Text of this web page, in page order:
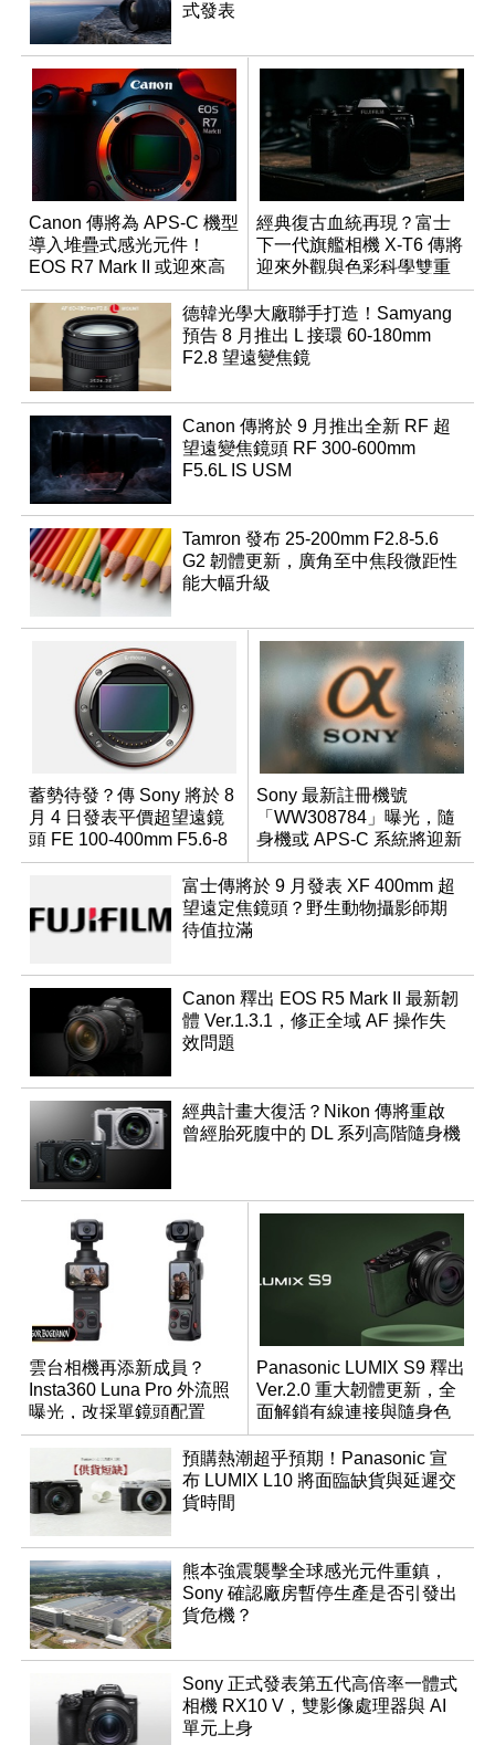
式發表
Canon 傳將為 APS-C 機型
導入堆疊式感光元件！
EOS R7 Mark II 或迎來高
速讀出升級
經典復古血統再現？富士
下一代旗艦相機 X-T6 傳將
迎來外觀與色彩科學雙重
優化
德韓光學大廠聯手打造！Samyang
預告 8 月推出 L 接環 60-180mm
F2.8 望遠變焦鏡
Canon 傳將於 9 月推出全新 RF 超
望遠變焦鏡頭 RF 300-600mm
F5.6L IS USM
Tamron 發布 25-200mm F2.8-5.6
G2 韌體更新，廣角至中焦段微距性
能大幅升級
蓄勢待發？傳 Sony 將於 8
月 4 日發表平價超望遠鏡
頭 FE 100-400mm F5.6-8
Sony 最新註冊機號
「WW308784」曝光，隨
身機或 APS-C 系統將迎新
成員？
富士傳將於 9 月發表 XF 400mm 超
望遠定焦鏡頭？野生動物攝影師期
待值拉滿
Canon 釋出 EOS R5 Mark II 最新韌
體 Ver.1.3.1，修正全域 AF 操作失
效問題
經典計畫大復活？Nikon 傳將重啟
曾經胎死腹中的 DL 系列高階隨身機
雲台相機再添新成員？
Insta360 Luna Pro 外流照
曝光，改採單鏡頭配置
Panasonic LUMIX S9 釋出
Ver.2.0 重大韌體更新，全
面解鎖有線連接與隨身色
調編輯
預購熱潮超乎預期！Panasonic 宣
布 LUMIX L10 將面臨缺貨與延遲交
貨時間
熊本強震襲擊全球感光元件重鎮，
Sony 確認廠房暫停生產是否引發出
貨危機？
Sony 正式發表第五代高倍率一體式
相機 RX10 V，雙影像處理器與 AI
單元上身